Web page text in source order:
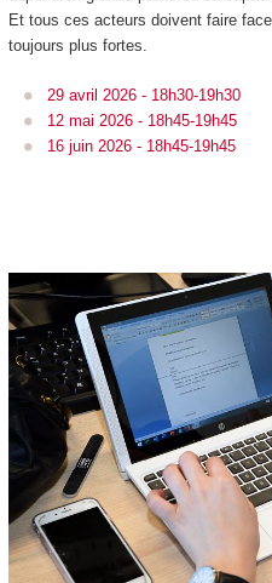
Et tous ces acteurs doivent faire
toujours plus fortes.
29 avril 2026 - 18h30-19h30
12 mai 2026 - 18h45-19h45
16 juin 2026 - 18h45-19h45